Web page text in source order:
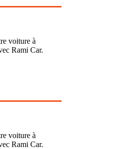
voiture à
Rami Car.
voiture à
Rami Car.